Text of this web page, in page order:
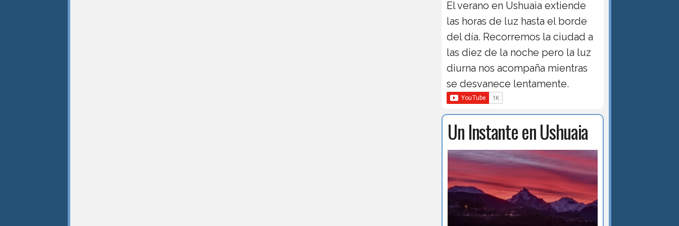
El verano en Ushuaia extiende
las horas de luz hasta el borde
del día. Recorremos la ciudad a
las diez de la noche pero la luz
diurna nos acompaña mientras
se desvanece lentamente.
Un Instante en Ushuaia